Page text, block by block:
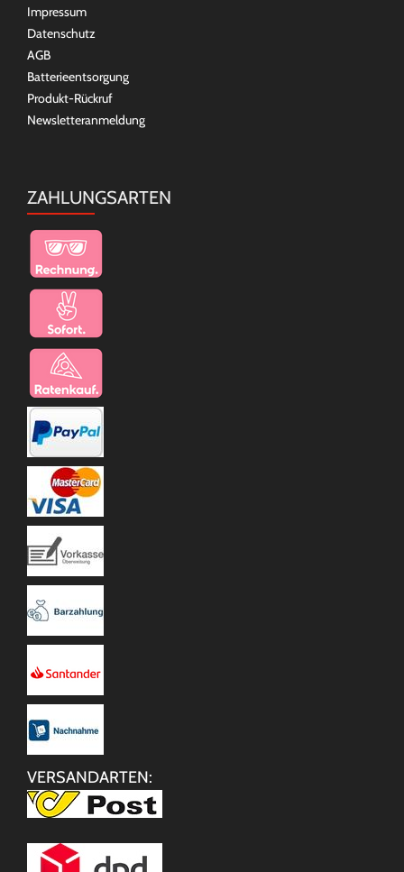
Impressum
Datenschutz
AGB
Batterieentsorgung
Produkt-Rückruf
Newsletteranmeldung
ZAHLUNGSARTEN
VERSANDARTEN: